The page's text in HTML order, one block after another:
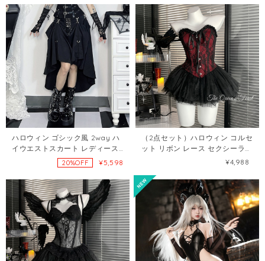
ハロウィン ゴシック風 2way ハ
イウエストスカート レディース
デザイン感 Aライン ロングスカ
ート121973848
20%OFF ¥5,598
（2点セット）ハロウィン コルセ
ット リボン レース セクシーラン
¥4,988